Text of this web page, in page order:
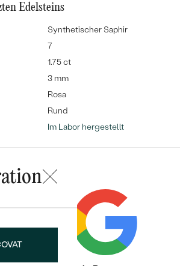
Kollektion
ANSEHEN
Edelsteins
Synthetischer Saphir
7
1.75 ct
3 mm
Rosa
Rund
Im Labor hergestellt